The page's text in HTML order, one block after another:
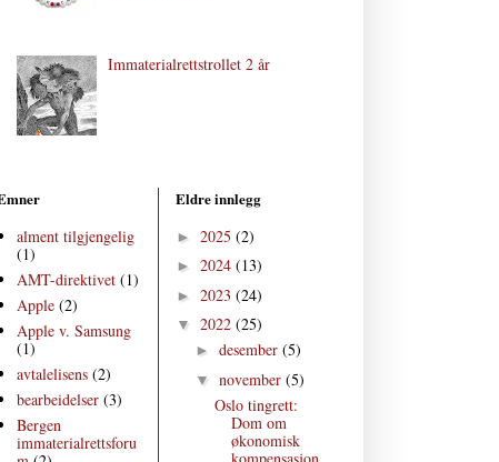
Immaterialrettstrollet 2 år
alment tilgjengelig
(1)
AMT-direktivet (1)
Apple (2)
Apple v. Samsung
(1)
avtalelisens (2)
bearbeidelser (3)
Bergen
immaterialrettsforu
Eldre innlegg
► 2025 (2)
► 2024 (13)
► 2023 (24)
▼ 2022 (25)
► desember (5)
▼ november (5)
Oslo tingrett:
Dom om
økonomisk